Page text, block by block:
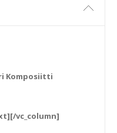
Komposiitti
vc_column]